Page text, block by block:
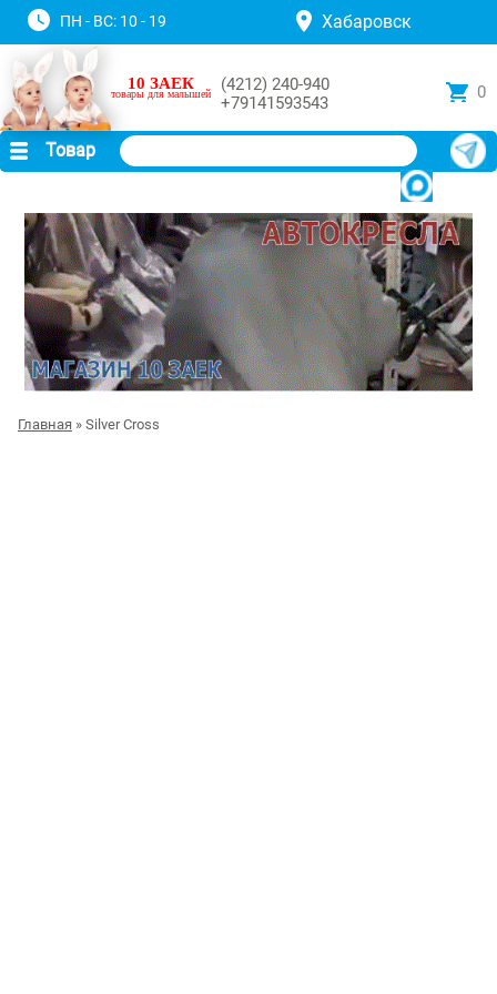
ПН - ВС: 10 - 19 Хабаровск
10 ЗАЕК
товары для малышей
(4212) 240-940
+79141593543
0
Товар
Главная » Silver Cross